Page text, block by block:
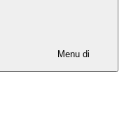
Menu di